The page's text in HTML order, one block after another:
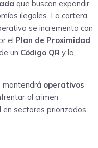
que buscan expandir
ilegales. La cartera
se incrementa con
el Plan de Proximidad
un Código QR y la
mantendrá operativos
al crimen
sectores priorizados.